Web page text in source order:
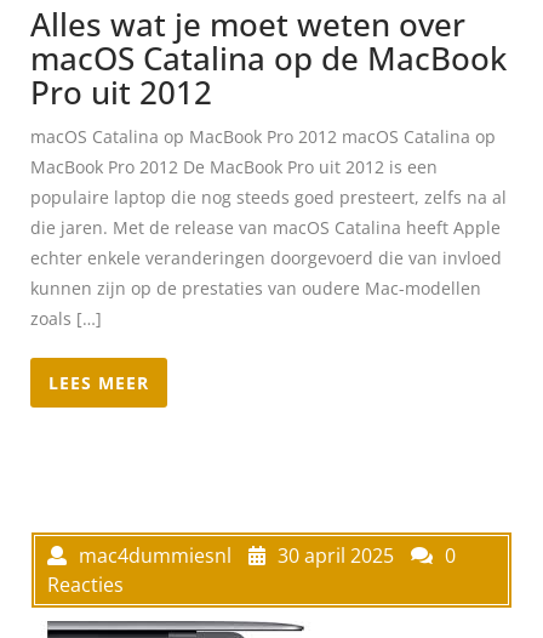
Alles wat je moet weten over
macOS Catalina op de MacBook
Pro uit 2012
macOS Catalina op MacBook Pro 2012 macOS Catalina op
MacBook Pro 2012 De MacBook Pro uit 2012 is een
populaire laptop die nog steeds goed presteert, zelfs na al
die jaren. Met de release van macOS Catalina heeft Apple
echter enkele veranderingen doorgevoerd die van invloed
kunnen zijn op de prestaties van oudere Mac-modellen
zoals […]
LEES MEER
mac4dummiesnl 30 april 2025
0
Reacties